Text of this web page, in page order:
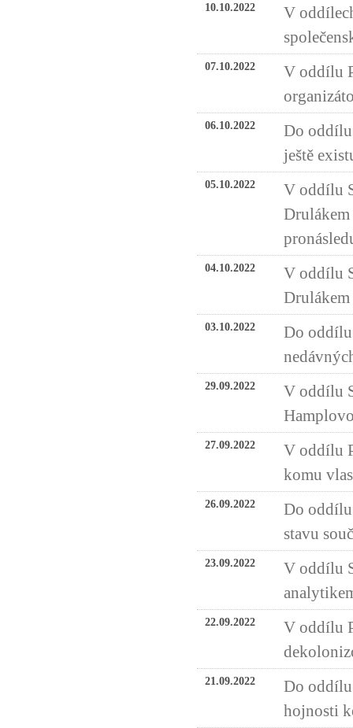
10.10.2022
V
07.10.2022
V oddílu
06.10.2022
Do oddílu
ještě
05.10.2022
V oddílu
04.10.2022
V oddílu
Drulákem
03.10.2022
Do
29.09.2022
V oddílu
27.09.2022
V oddílu
komu
26.09.2022
Do oddílu
stavu
23.09.2022
V oddílu
22.09.2022
V oddílu
21.09.2022
Do oddílu
hojnosti